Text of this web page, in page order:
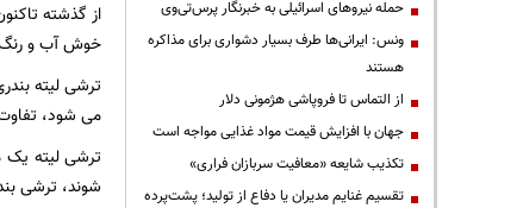
از گذشته
خوش آب و رنگ
ترشی لیته
می شود، تفاوت
ترشی لیته یک
شوند، ترشی
حمله نیروهای اسرائیلی به خبرنگار پرس‌تی‌وی
ونس: ایرانی‌ها طرف بسیار دشواری برای مذاکره
هستند
از التماس تا فروپاشی هژمونی دلار
جهان با افزایش قیمت مواد غذایی مواجه است
تکذیب شایعه «معافیت سربازان فراری»
تقسیم غنایم مدیران یا دفاع از تولید؛ پشت‌پرده